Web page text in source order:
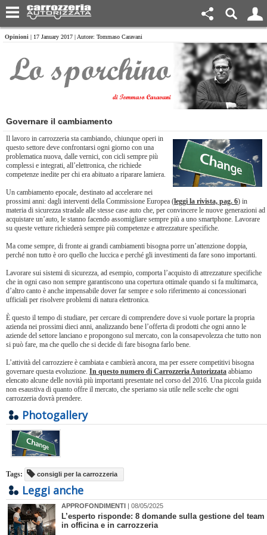
Opinioni | 17 January 2017 | Autore: Tommaso Caravani
Governare il cambiamento
Il lavoro in carrozzeria sta cambiando, chiunque operi in
questo settore deve confrontarsi ogni giorno con una
problematica nuova, dalle vernici, con cicli sempre più
complessi e integrati, all’elettronica, che richiede
competenze inedite per chi era abituato a riparare lamiera.
Un cambiamento epocale, destinato ad accelerare nei
prossimi anni: dagli interventi della Commissione Europea (leggi la rivista, pag. 6) in
materia di sicurezza stradale alle stesse case auto che, per convincere le nuove generazioni ad
acquistare un’auto, le stanno facendo assomigliare sempre più a uno smartphone. Lavorare
su queste vetture richiederà sempre più competenze e attrezzature specifiche.
Ma come sempre, di fronte ai grandi cambiamenti bisogna porre un’attenzione doppia,
perché non tutto è oro quello che luccica e perché gli investimenti da fare sono importanti.
Lavorare sui sistemi di sicurezza, ad esempio, comporta l’acquisto di attrezzature specifiche
che in ogni caso non sempre garantiscono una copertura ottimale quando si fa multimarca,
d’altro canto è anche impensabile dover far sempre e solo riferimento ai concessionari
ufficiali per risolvere problemi di natura elettronica.
È questo il tempo di studiare, per cercare di comprendere dove si vuole portare la propria
azienda nei prossimi dieci anni, analizzando bene l’offerta di prodotti che ogni anno le
aziende del settore lanciano e propongono sul mercato, con la consapevolezza che tutto non
si può fare, ma che quello che si decide di fare bisogna farlo bene.
L’attività del carrozziere è cambiata e cambierà ancora, ma per essere competitivi bisogna
governare questa evoluzione. In questo numero di Carrozzeria Autorizzata abbiamo
elencato alcune delle novità più importanti presentate nel corso del 2016. Una piccola guida
non esaustiva di quanto offre il mercato, che speriamo sia utile nelle scelte che ogni
carrozzeria dovrà prendere.
Photogallery
Tags: consigli per la carrozzeria
Leggi anche
APPROFONDIMENTI | 08/05/2025
L’esperto risponde: 8 domande sulla gestione del team
in officina e in carrozzeria